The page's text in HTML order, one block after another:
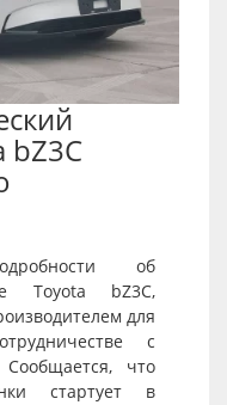
bZ3C
об
Toyota bZ3C,
для
с
что
стартует в